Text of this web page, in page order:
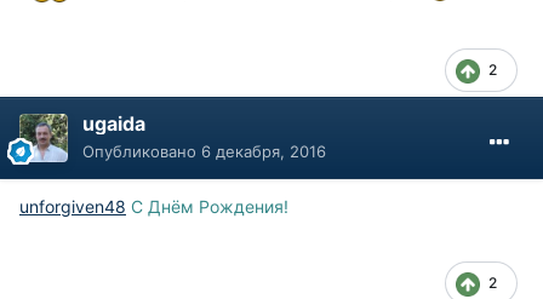
2
ugaida
Опубликовано 6 декабря, 2016
unforgiven48 С Днём Рождения!
2